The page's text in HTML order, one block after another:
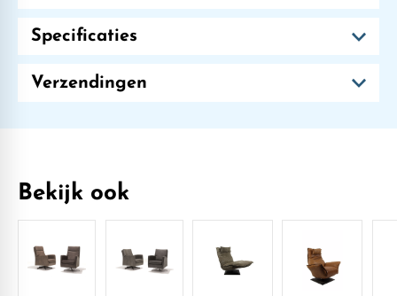
Specificaties
Verzendingen
Bekijk ook